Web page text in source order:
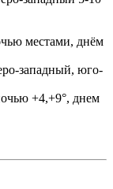
местами, днём
западный, юго-
+4,+9°, днем